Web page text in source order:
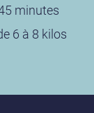
minutes
6 à 8 kilos